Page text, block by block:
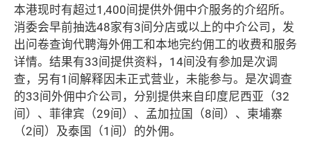
本港现时有超过1,400间提供外佣中介服务的介绍所。
消委会早前抽选48家有3间分店或以上的中介公司，发
出问卷查询代聘海外佣工和本地完约佣工的收费和服务
详情。结果有33间提供资料，14间没有参加是次调
查，另有1间解释因未正式营业，未能参与。是次调查
的33间外佣中介公司，分别提供来自印度尼西亚（32
间）、菲律宾（29间）、孟加拉国（8间）、柬埔寨
（2间）及泰国（1间）的外佣。